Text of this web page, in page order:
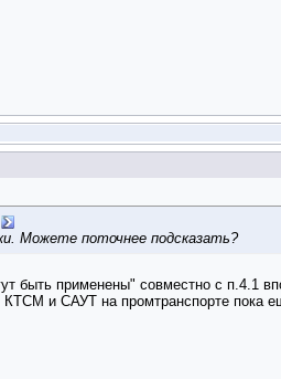
Можете поточнее подсказать?
быть применены" совместно с п.4.1
и САУТ на промтранспорте пока